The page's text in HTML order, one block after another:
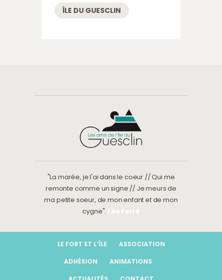
ÎLE DU GUESCLIN
"La marée, je l'ai dans le coeur // Qui me
remonte comme un signe // Je meurs de
ma petite soeur, de mon enfant et de mon
cygne". Léo Ferré
LE FORT ET L’ÎLE ASSOCIATION
ADHÉSION ANIMATIONS